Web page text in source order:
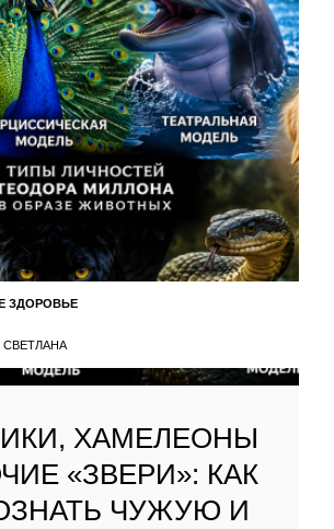
ЗДОРОВЬЕ
СВЕТЛАНА
ХАМЕЛЕОНЫ
«ЗВЕРИ»: КАК
ЧУЖУЮ И